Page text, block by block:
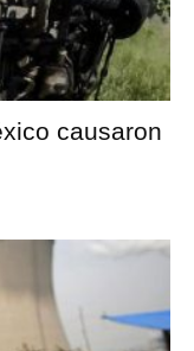
causaron